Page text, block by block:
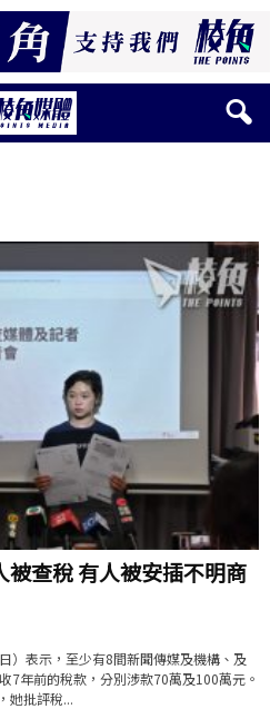
查稅 有人被安插不明商
）表示，至少有8間新聞傳媒及機構、及
7年前的稅款，分別涉款70萬及100萬元。
她批評稅...